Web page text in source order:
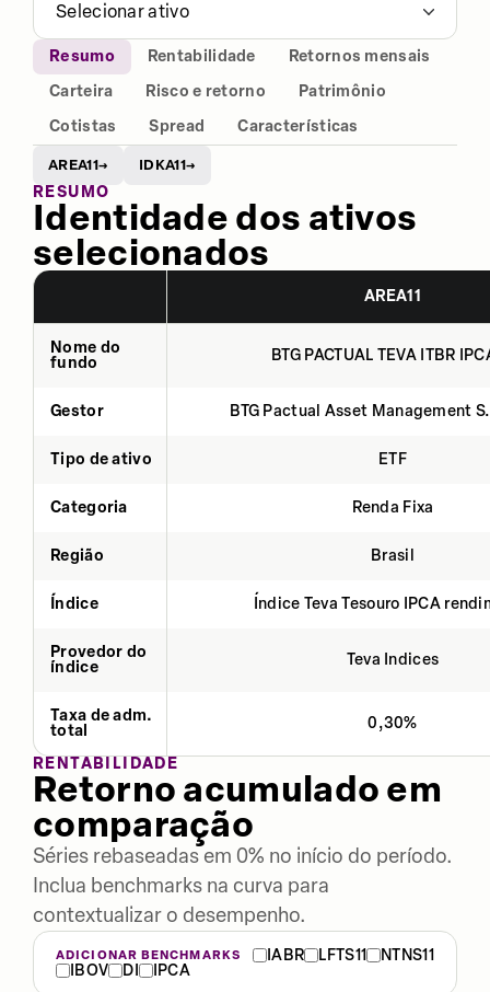
Selecionar ativo
Resumo Rentabilidade
Retornos mensais
Carteira
Risco e retorno
Patrimônio
Cotistas
Spread Características
AREA11→ IDKA11→
RESUMO
Identidade dos ativos
selecionados
AREA11
Nome do
fundo
BTG PACTUAL TEVA ITBR
Gestor BTG Pactual Asset Management
Tipo de ativo ETF
Categoria Renda Fixa
Região Brasil
Índice Índice Teva Tesouro IPCA
Provedor do
índice
Teva Indices
Taxa de adm.
total
0,30%
RENTABILIDADE
Retorno acumulado em
comparação
Séries rebaseadas em 0% no início do período.
Inclua benchmarks na curva para
contextualizar o desempenho.
ADICIONAR BENCHMARKS IABR LFTS11
NTNS11
IBOV
DI
IPCA